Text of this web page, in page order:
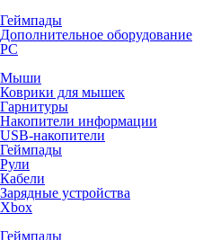
Геймпады
Дополнительное оборудование
PC
Мыши
Коврики для мышек
Гарнитуры
Накопители информации
USB-накопители
Геймпады
Рули
Кабели
Зарядные устройства
Xbox
Геймпады